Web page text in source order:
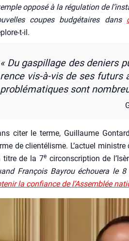
oppo­sé à la régu­la­tion de
coupes bud­gé­taires dans
t-il.
« Du gas­pillage des deniers
rence vis-à-vis de ses futurs
pro­blé­ma­tiques sont
citer le terme, Guillaume
de clien­té­lisme. L’ac­tuel
titre de la 7ecir­cons­crip­tion de
Fran­çois Bay­rou échoue­ra le
la confiance de l’Assemblée